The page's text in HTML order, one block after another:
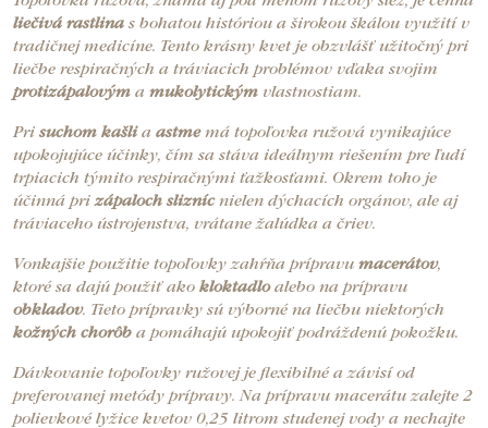
liečivá rastlina s bohatou históriou a širokou škálou využití v
tradičnej medicíne. Tento krásny kvet je obzvlášť užitočný pri
liečbe respiračných a tráviacich problémov vďaka svojim
protizápalovým a mukolytickým vlastnostiam.
Pri suchom kašlia astmemá topoľovka ružová vynikajúce
upokojujúce účinky, čím sa stáva ideálnym riešením pre ľudí
trpiacich týmito respiračnými ťažkosťami. Okrem toho je
účinná prizápaloch sliznícnielen dýchacích orgánov, ale aj
tráviaceho ústrojenstva, vrátane žalúdka a čriev.
Vonkajšie použitie topoľovky zahŕňa prípravu macerátov,
ktoré sa dajú použiť ako kloktadloalebo na prípravu
obkladov. Tieto prípravky sú výborné na liečbu niektorých
kožných chorôb a pomáhajú upokojiť podráždenú pokožku.
Dávkovanie topoľovky ružovej je flexibilné a závisí od
preferovanej metódy prípravy. Na prípravu macerátu zalejte 2
polievkové lyžice kvetov 0,25 litrom studenej vody a nechajte